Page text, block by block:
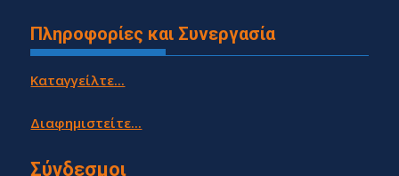
Πληροφορίες και Συνεργασία
Καταγγείλτε...
Διαφημιστείτε...
Σύνδεσμοι